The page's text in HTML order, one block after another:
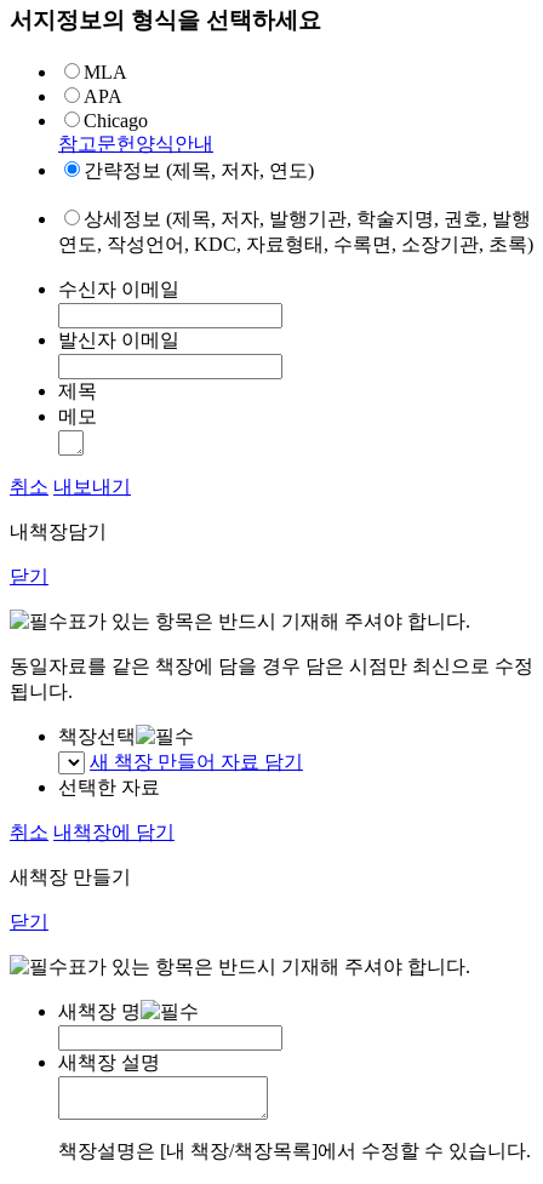
서지정보의 형식을 선택하세요
MLA
APA
Chicago
참고문헌양식안내
간략정보 (제목, 저자, 연도)
상세정보 (제목, 저자, 발행기관, 학술지명, 권호, 발행
연도, 작성언어, KDC, 자료형태, 수록면, 소장기관, 초록)
수신자 이메일
발신자 이메일
제목
메모
취소 내보내기
내책장담기
닫기
표가 있는 항목은 반드시 기재해 주셔야 합니다.
동일자료를 같은 책장에 담을 경우 담은 시점만 최신으로 수정
됩니다.
책장선택
새 책장 만들어 자료 담기
선택한 자료
취소 내책장에 담기
새책장 만들기
닫기
표가 있는 항목은 반드시 기재해 주셔야 합니다.
새책장 명
새책장 설명
책장설명은 [내 책장/책장목록]에서 수정할 수 있습니다.